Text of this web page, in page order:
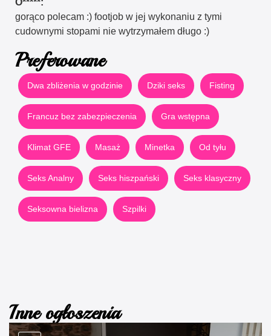
O*****:
gorąco polecam :) footjob w jej wykonaniu z tymi
cudownymi stopami nie wytrzymałem długo :)
Preferowane
Dwa zbliżenia w godzinie Dziki seks Fisting
Francuz bez zabezpieczenia Gra wstępna
Klimat GFE Masaż Minetka Od tyłu
Seks Analny Seks hiszpański Seks klasyczny
Seksowna bielizna Szpilki
Inne ogłoszenia